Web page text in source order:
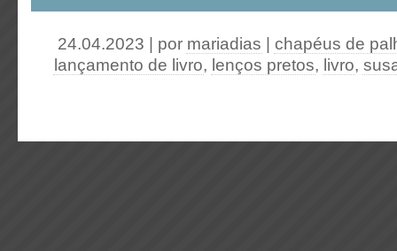
24.04.2023 | por mariadias
chapéus de
lançamento de livro, lenços pretos, livro,